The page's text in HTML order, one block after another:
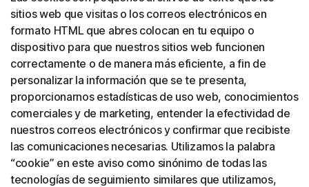
sitios web que visitas o los correos electrónicos en
formato HTML que abres colocan en tu equipo o
dispositivo para que nuestros sitios web funcionen
correctamente o de manera más eficiente, a fin de
personalizar la información que se te presenta,
proporcionarnos estadísticas de uso web, conocimientos
comerciales y de marketing, entender la efectividad de
nuestros correos electrónicos y confirmar que recibiste
las comunicaciones necesarias. Utilizamos la palabra
“cookie” en este aviso como sinónimo de todas las
tecnologías de seguimiento similares que utilizamos,